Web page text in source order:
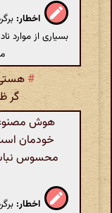
اخطار:
بسیاری از موارد
#
گر
هوش
خودمان
محسوس
اخطار: